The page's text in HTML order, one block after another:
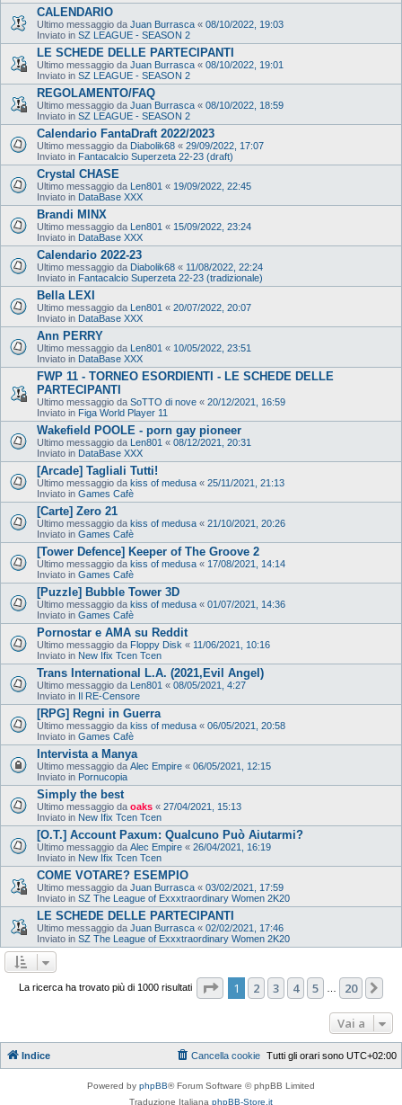
CALENDARIO
Ultimo messaggio da Juan Burrasca « 08/10/2022, 19:03
Inviato in SZ LEAGUE - SEASON 2
LE SCHEDE DELLE PARTECIPANTI
Ultimo messaggio da Juan Burrasca « 08/10/2022, 19:01
Inviato in SZ LEAGUE - SEASON 2
REGOLAMENTO/FAQ
Ultimo messaggio da Juan Burrasca « 08/10/2022, 18:59
Inviato in SZ LEAGUE - SEASON 2
Calendario FantaDraft 2022/2023
Ultimo messaggio da Diabolik68 « 29/09/2022, 17:07
Inviato in Fantacalcio Superzeta 22-23 (draft)
Crystal CHASE
Ultimo messaggio da Len801 « 19/09/2022, 22:45
Inviato in DataBase XXX
Brandi MINX
Ultimo messaggio da Len801 « 15/09/2022, 23:24
Inviato in DataBase XXX
Calendario 2022-23
Ultimo messaggio da Diabolik68 « 11/08/2022, 22:24
Inviato in Fantacalcio Superzeta 22-23 (tradizionale)
Bella LEXI
Ultimo messaggio da Len801 « 20/07/2022, 20:07
Inviato in DataBase XXX
Ann PERRY
Ultimo messaggio da Len801 « 10/05/2022, 23:51
Inviato in DataBase XXX
FWP 11 - TORNEO ESORDIENTI - LE SCHEDE DELLE
PARTECIPANTI
Ultimo messaggio da SoTTO di nove « 20/12/2021, 16:59
Inviato in Figa World Player 11
Wakefield POOLE - porn gay pioneer
Ultimo messaggio da Len801 « 08/12/2021, 20:31
Inviato in DataBase XXX
[Arcade] Tagliali Tutti!
Ultimo messaggio da kiss of medusa « 25/11/2021, 21:13
Inviato in Games Cafè
[Carte] Zero 21
Ultimo messaggio da kiss of medusa « 21/10/2021, 20:26
Inviato in Games Cafè
[Tower Defence] Keeper of The Groove 2
Ultimo messaggio da kiss of medusa « 17/08/2021, 14:14
Inviato in Games Cafè
[Puzzle] Bubble Tower 3D
Ultimo messaggio da kiss of medusa « 01/07/2021, 14:36
Inviato in Games Cafè
Pornostar e AMA su Reddit
Ultimo messaggio da Floppy Disk « 11/06/2021, 10:16
Inviato in New Ifix Tcen Tcen
Trans International L.A. (2021,Evil Angel)
Ultimo messaggio da Len801 « 08/05/2021, 4:27
Inviato in Il RE-Censore
[RPG] Regni in Guerra
Ultimo messaggio da kiss of medusa « 06/05/2021, 20:58
Inviato in Games Cafè
Intervista a Manya
Ultimo messaggio da Alec Empire « 06/05/2021, 12:15
Inviato in Pornucopia
Simply the best
Ultimo messaggio da oaks « 27/04/2021, 15:13
Inviato in New Ifix Tcen Tcen
[O.T.] Account Paxum: Qualcuno Può Aiutarmi?
Ultimo messaggio da Alec Empire « 26/04/2021, 16:19
Inviato in New Ifix Tcen Tcen
COME VOTARE? ESEMPIO
Ultimo messaggio da Juan Burrasca « 03/02/2021, 17:59
Inviato in SZ The League of Exxxtraordinary Women 2K20
LE SCHEDE DELLE PARTECIPANTI
Ultimo messaggio da Juan Burrasca « 02/02/2021, 17:46
Inviato in SZ The League of Exxxtraordinary Women 2K20
La ricerca ha trovato più di 1000 risultati Pagina di 20
1 2 3 4 5 20
Vai a
Indice Tutti gli orari sono UTC+02:00
Cancella cookie
Powered by phpBB® Forum Software © phpBB Limited
Traduzione Italiana phpBB-Store.it